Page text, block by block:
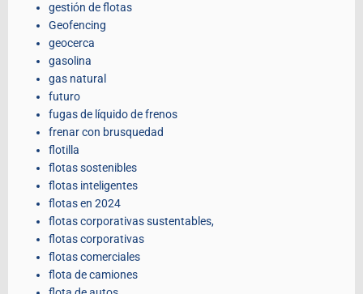
gestión de flotas
Geofencing
geocerca
gasolina
gas natural
futuro
fugas de líquido de frenos
frenar con brusquedad
flotilla
flotas sostenibles
flotas inteligentes
flotas en 2024
flotas corporativas sustentables,
flotas corporativas
flotas comerciales
flota de camiones